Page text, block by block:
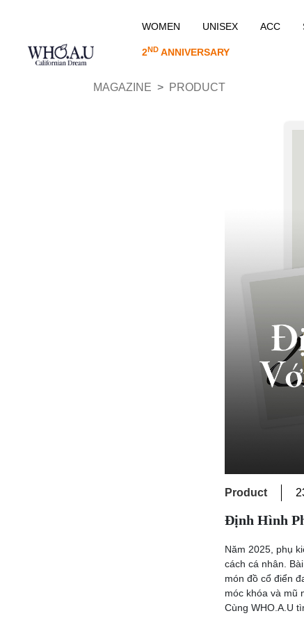
WOMEN UNISEX ACC
2NDANNIVERSARY
MAGAZINE PRODUCT
Product
Định Hình
Năm 2025, phụ
cách cá nhân.
món đồ cổ điển
móc khóa và mũ
Cùng WHO.A.U